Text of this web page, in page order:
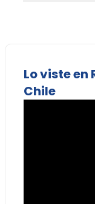
Lo viste en
Chile